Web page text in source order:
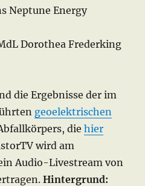
Neptune Energy
Dorothea Frederking
die Ergebnisse der im
geoelektrischen
diehier
wird am
Audio-Livestream von
Hintergrund: